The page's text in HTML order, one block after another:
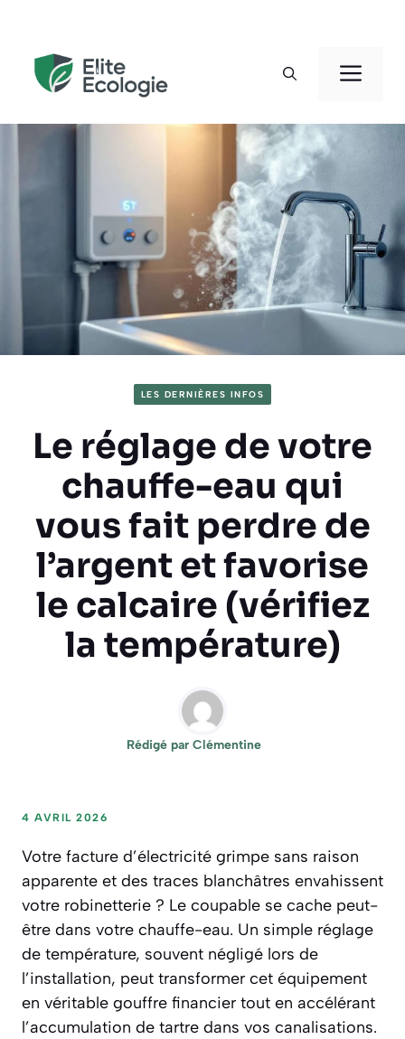
contenu
LES DERNIÈRES INFOS
Le réglage de votre
chauffe-eau qui
vous fait perdre de
l’argent et favorise
le calcaire (vérifiez
la température)
Rédigé par Clémentine
4 AVRIL 2026
Votre facture d’électricité grimpe sans raison
apparente et des traces blanchâtres envahissent
votre robinetterie ? Le coupable se cache peut-
être dans votre chauffe-eau. Un simple réglage
de température, souvent négligé lors de
l’installation, peut transformer cet équipement
en véritable gouffre financier tout en accélérant
l’accumulation de tartre dans vos canalisations.